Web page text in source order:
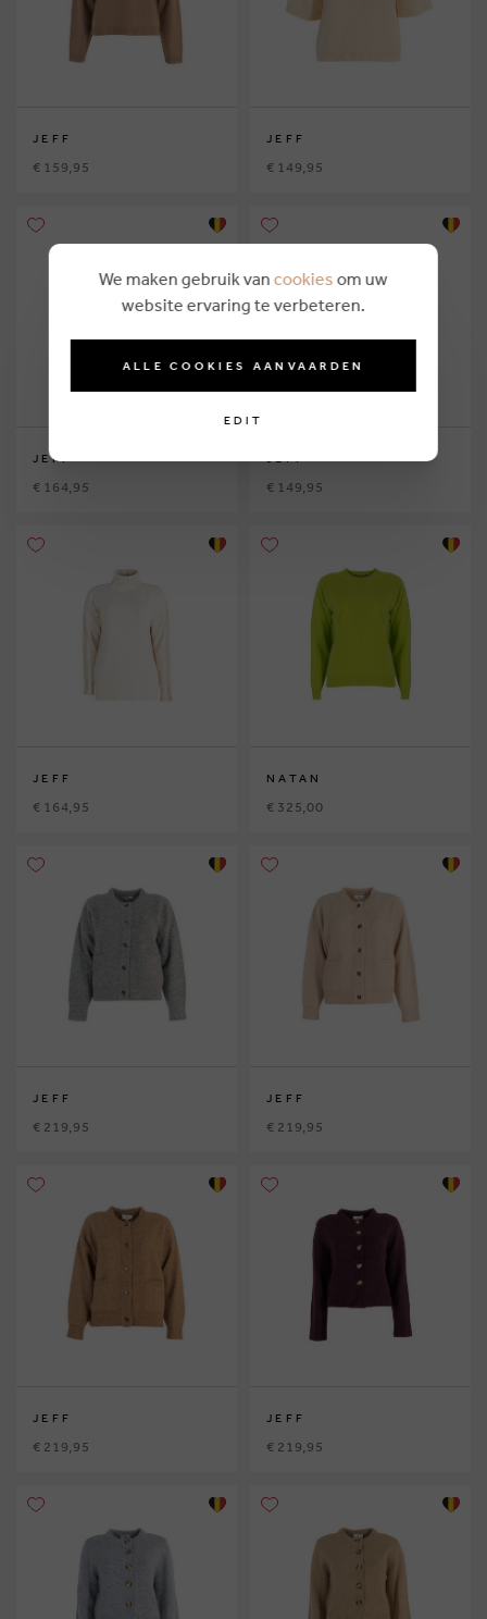
JEFF
€ 159,95
JEFF
€ 149,95
JEFF
€ 164,95
JEFF
€ 149,95
JEFF
€ 164,95
NATAN
€ 325,00
JEFF
€ 219,95
JEFF
€ 219,95
JEFF
€ 219,95
JEFF
€ 219,95
We maken gebruik van cookies om uw
website ervaring te verbeteren.
ALLE COOKIES AANVAARDEN
EDIT